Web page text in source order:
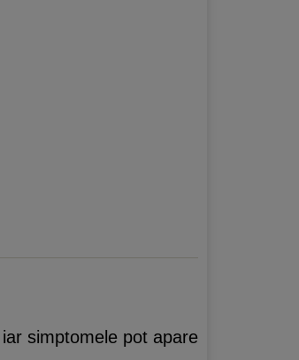
simptomele pot apare